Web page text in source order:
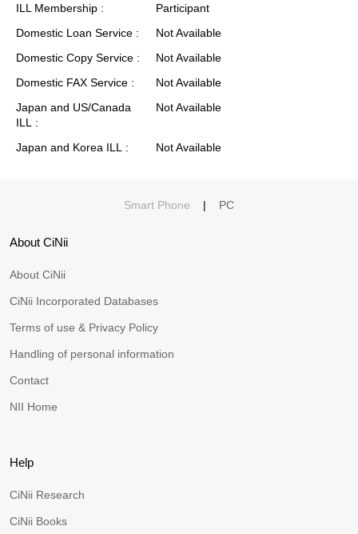
ILL Membership
Participant
Domestic Loan Service
Not Available
Domestic Copy Service
Not Available
Domestic FAX Service
Not Available
Japan and US/Canada
ILL
Not Available
Japan and Korea ILL Not Available
Smart Phone | PC
About CiNii
About CiNii
CiNii Incorporated Databases
Terms of use & Privacy Policy
Handling of personal information
Contact
NII Home
Help
CiNii Research
CiNii Books